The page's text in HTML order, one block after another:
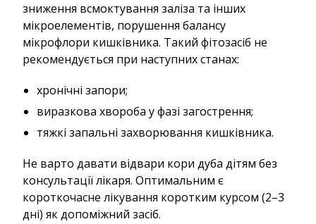
зниження всмоктування заліза та інших
мікроелементів, порушення балансу
мікрофлори кишківника. Такий фітозасіб не
рекомендується при наступних станах:
хронічні запори;
виразкова хвороба у фазі загострення;
тяжкі запальні захворювання кишківника.
Не варто давати відвари кори дуба дітям без
консультації лікаря. Оптимальним є
короткочасне лікування коротким курсом (2–3
дні) як допоміжний засіб.